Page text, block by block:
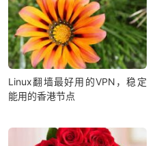
Linux翻墙最好用的VPN，稳定
能用的香港节点